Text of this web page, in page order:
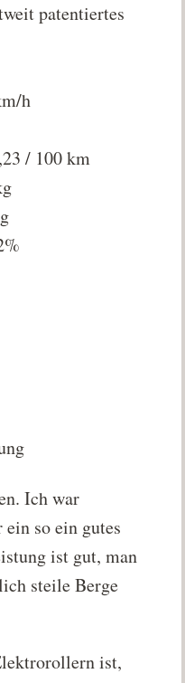
patentiertes
h
/ 100 km
Ich war
so ein gutes
ist gut, man
steile Berge
ist,